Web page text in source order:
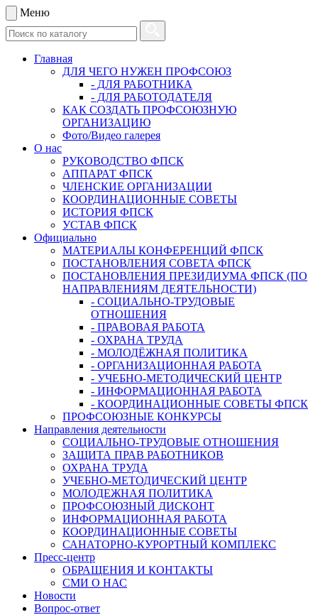
Меню
Главная
ДЛЯ ЧЕГО НУЖЕН ПРОФСОЮЗ
- ДЛЯ РАБОТНИКА
- ДЛЯ РАБОТОДАТЕЛЯ
КАК СОЗДАТЬ ПРОФСОЮЗНУЮ
ОРГАНИЗАЦИЮ
Фото/Видео галерея
О нас
РУКОВОДСТВО ФПСК
АППАРАТ ФПСК
ЧЛЕНСКИЕ ОРГАНИЗАЦИИ
КООРДИНАЦИОННЫЕ СОВЕТЫ
ИСТОРИЯ ФПСК
УСТАВ ФПСК
Официально
МАТЕРИАЛЫ КОНФЕРЕНЦИЙ ФПСК
ПОСТАНОВЛЕНИЯ СОВЕТА ФПСК
ПОСТАНОВЛЕНИЯ ПРЕЗИДИУМА ФПСК (ПО
НАПРАВЛЕНИЯМ ДЕЯТЕЛЬНОСТИ)
- СОЦИАЛЬНО-ТРУДОВЫЕ
ОТНОШЕНИЯ
- ПРАВОВАЯ РАБОТА
- ОХРАНА ТРУДА
- МОЛОДЁЖНАЯ ПОЛИТИКА
- ОРГАНИЗАЦИОННАЯ РАБОТА
- УЧЕБНО-МЕТОДИЧЕСКИЙ ЦЕНТР
- ИНФОРМАЦИОННАЯ РАБОТА
- КООРДИНАЦИОННЫЕ СОВЕТЫ ФПСК
ПРОФСОЮЗНЫЕ КОНКУРСЫ
Направления деятельности
СОЦИАЛЬНО-ТРУДОВЫЕ ОТНОШЕНИЯ
ЗАЩИТА ПРАВ РАБОТНИКОВ
ОХРАНА ТРУДА
УЧЕБНО-МЕТОДИЧЕСКИЙ ЦЕНТР
МОЛОДЕЖНАЯ ПОЛИТИКА
ПРОФСОЮЗНЫЙ ДИСКОНТ
ИНФОРМАЦИОННАЯ РАБОТА
КООРДИНАЦИОННЫЕ СОВЕТЫ
САНАТОРНО-КУРОРТНЫЙ КОМПЛЕКС
Пресс-центр
ОБРАЩЕНИЯ И КОНТАКТЫ
СМИ О НАС
Новости
Вопрос-ответ